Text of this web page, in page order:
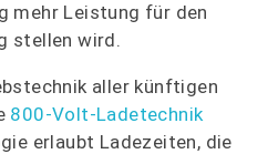
mehr Leistung für den
stellen wird.
aller künftigen
800-Volt-Ladetechnik
erlaubt Ladezeiten, die